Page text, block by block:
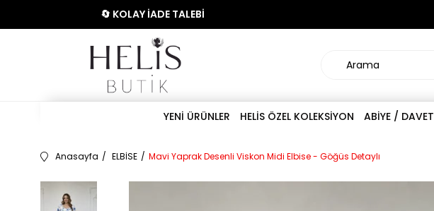
🔄 KOLAY İADE TALEBİ
YENİ ÜRÜNLER HELİS ÖZEL KOLEKSİYON ABİYE / DAVET
Anasayfa ELBİSE Mavi Yaprak Desenli Viskon Midi Elbise - Göğüs Detaylı